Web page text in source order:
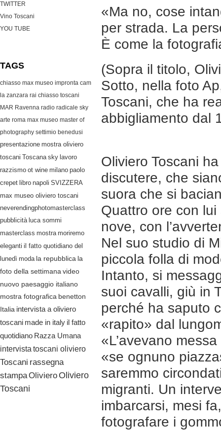
TWITTER
Vino Toscani
YOU TUBE
TAGS
chiasso max museo impronta cam
la zanzara rai chiasso toscani
MAR Ravenna radio radicale sky
arte roma max museo master of
photography settimio benedusi
presentazione mostra oliviero
toscani
Toscana sky lavoro
razzismo ot wine milano paolo
crepet libro napoli SVIZZERA
max museo oliviero toscani
neverendingphotomasterclass
pubblicità luca sommi
masterclass mostra moriremo
eleganti il fatto quotidiano del
lunedì moda la repubblica la
foto della settimana video
nuovo paesaggio italiano
mostra fotografica benetton
Italia intervista a oliviero
toscani made in italy il fatto
quotidiano Razza Umana
intervista toscani oliviero
Toscani rassegna
stampaOliviero Oliviero
Toscani
«Ma no, cose
per strada. La
È come la
(Sopra il titolo,
Sotto, nella foto
Toscani, che ha
abbigliamento dal
Oliviero Toscani
discutere, che
suora che si
Quattro ore con lui
nove, con
Nel suo studio di
piccola folla di
Intanto, si
suoi cavalli, giù in
perché ha saputo
«rapito» dal
«L’avevano
«se ognuno
saremmo
migranti. Un
imbarcarsi, mesi
fotografare i